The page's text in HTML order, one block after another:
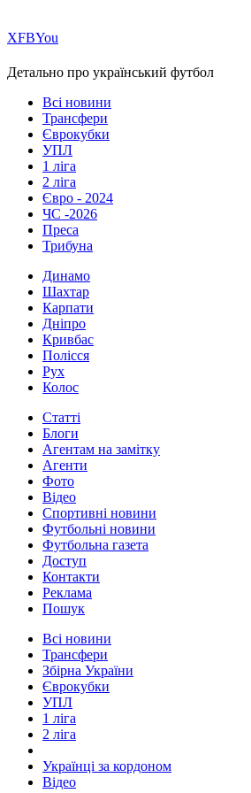
ХFBYou
Детально про український футбол
Всі новини
Трансфери
Єврокубки
УПЛ
1 ліга
2 ліга
Євро - 2024
ЧС -2026
Преса
Трибуна
Динамо
Шахтар
Карпати
Дніпро
Кривбас
Полісся
Рух
Колос
Статті
Блоги
Агентам на замітку
Агенти
Фото
Відео
Спортивні новини
Футбольні новини
Футбольна газета
Доступ
Контакти
Реклама
Пошук
Всі новини
Трансфери
Збірна України
Єврокубки
УПЛ
1 ліга
2 ліга
Українці за кордоном
Відео